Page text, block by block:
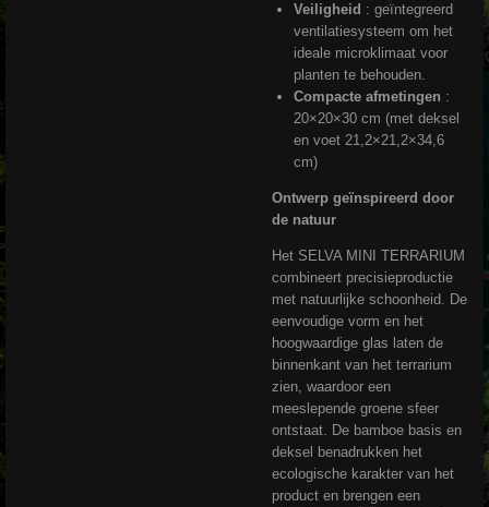
Veiligheid : geïntegreerd
ventilatiesysteem om het
ideale microklimaat voor
planten te behouden.
Compacte afmetingen :
20×20×30 cm (met deksel
en voet 21,2×21,2×34,6
cm)
Ontwerp geïnspireerd door
de natuur
Het SELVA MINI TERRARIUM
combineert precisieproductie
met natuurlijke schoonheid. De
eenvoudige vorm en het
hoogwaardige glas laten de
binnenkant van het terrarium
zien, waardoor een
meeslepende groene sfeer
ontstaat. De bamboe basis en
deksel benadrukken het
ecologische karakter van het
product en brengen een